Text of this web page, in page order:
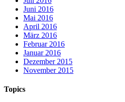
Juni 2016
Mai 2016
April 2016
März 2016
Februar 2016
Januar 2016
Dezember 2015
November 2015
Topics